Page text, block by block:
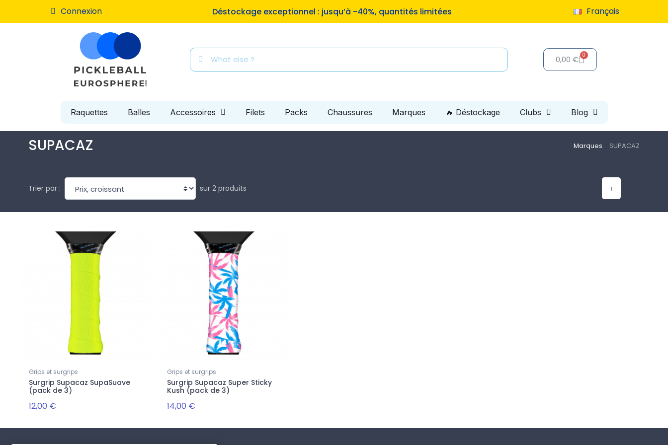
Connexion Déstockage exceptionnel : jusqu’à -40%, quantités limitées Français
0,00 €
Raquettes Balles Accessoires Filets Packs Chaussures Marques 🔥 Déstockage Clubs Blog
Marques SUPACAZ
SUPACAZ
Trier par : sur 2 produits
Grips et surgrips
Surgrip Supacaz SupaSuave
(pack de 3)
12,00 €
Grips et surgrips
Surgrip Supacaz Super Sticky
Kush (pack de 3)
14,00 €